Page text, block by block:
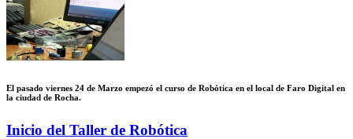
El pasado viernes 24 de Marzo empezó el curso de Robótica en el local de Faro Digital en
la ciudad de Rocha.
Inicio del Taller de Robótica